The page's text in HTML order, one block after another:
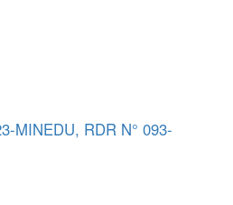
MINEDU, RDR N° 093-